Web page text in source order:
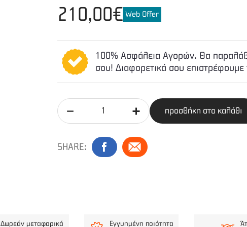
210,00€ Web Offer
100% Ασφάλεια Αγορών. Θα
σου! Διαφορετικά σου
προσθήκη στο καλάθι
SHARE:
Δωρεάν μεταφορικά Εγγυημένη ποιότητα